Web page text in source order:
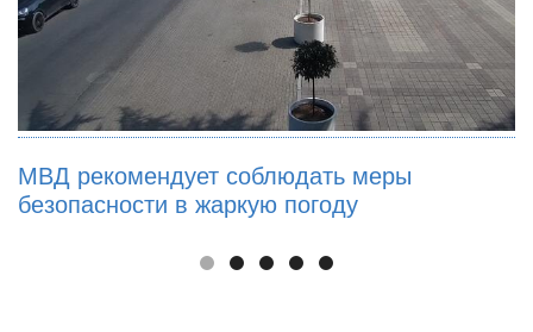
МВД рекомендует соблюдать меры
безопасности в жаркую погоду